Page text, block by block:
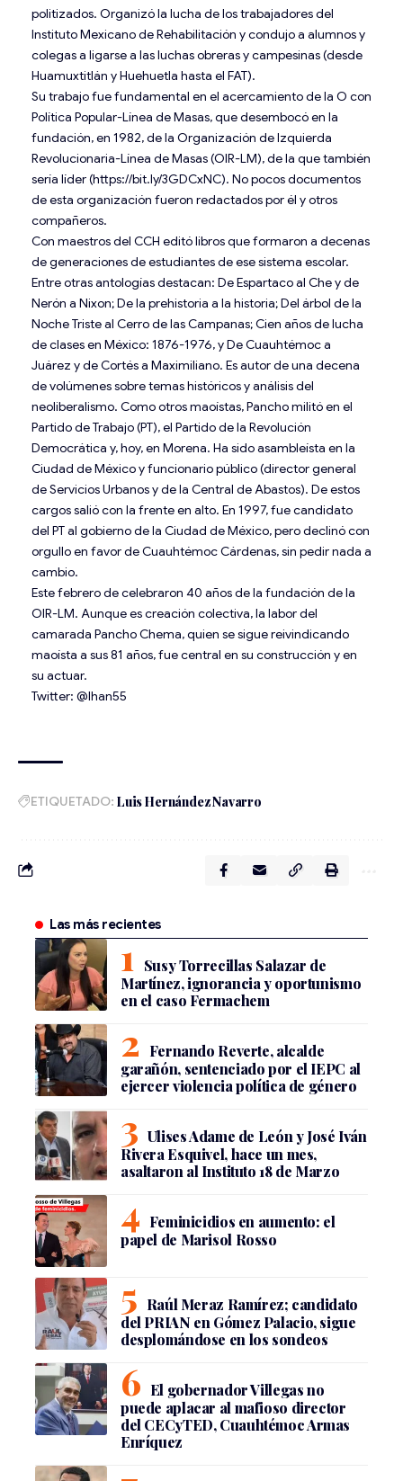
politizados. Organizó la lucha de los trabajadores del
Instituto Mexicano de Rehabilitación y condujo a alumnos y
colegas a ligarse a las luchas obreras y campesinas (desde
Huamuxti­tlán y Huehuetla hasta el FAT).
Su trabajo fue fundamental en el acercamiento de la O con
Política Popular-Línea de Masas, que desembocó en la
fundación, en 1982, de la Organización de Izquierda
Revolucionaria-Línea de Masas (OIR-LM), de la que también
sería líder (https://bit.ly/3GDCxNC). No pocos documentos
de esta organización fueron redactados por él y otros
compañeros.
Con maestros del CCH editó libros que formaron a decenas
de generaciones de estudiantes de ese sistema escolar.
Entre otras antologías destacan: De Espartaco al Che y de
Nerón a Nixon; De la prehistoria a la historia; Del árbol de la
Noche Triste al Cerro de las Campanas; Cien años de lucha
de clases en México: 1876-1976, y De Cuauh­témoc a
Juárez y de Cortés a Maximiliano. Es autor de una decena
de volúmenes sobre temas históricos y análisis del
neoliberalismo. Como otros maoístas, Pancho militó en el
Partido de Trabajo (PT), el Partido de la Revolución
Democrática y, hoy, en Morena. Ha sido asambleísta en la
Ciudad de México y funcionario público (director general
de Servicios Urbanos y de la Central de Abastos). De estos
cargos salió con la frente en alto. En 1997, fue candidato
del PT al gobierno de la Ciudad de México, pero declinó con
orgullo en favor de Cuauhtémoc Cárdenas, sin pedir nada a
cambio.
Este febrero de celebraron 40 años de la fundación de la
OIR-LM. Aunque es creación colectiva, la labor del
camarada Pancho Chema, quien se sigue reivindicando
maoísta a sus 81 años, fue central en su construcción y en
su actuar.
Twitter: @lhan55
ETIQUETADO: Luis Hernández Navarro
Las más recientes
Susy Torrecillas Salazar de
Martínez, ignorancia y oportunismo
en el caso Fermachem
Fernando Reverte, alcalde
garañón, sentenciado por el IEPC al
ejercer violencia política de género
Ulises Adame de León y José Iván
Rivera Esquivel, hace un mes,
asaltaron al Instituto 18 de Marzo
Feminicidios en aumento: el
papel de Marisol Rosso
Raúl Meraz Ramírez; candidato
del PRIAN en Gómez Palacio, sigue
desplomándose en los sondeos
El gobernador Villegas no
puede aplacar al mafioso director
del CECyTED, Cuauhtémoc Armas
Enríquez